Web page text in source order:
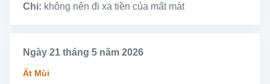
Chi: không nên đi xa tiền của mất mát
Ngày 21 tháng 5 năm 2026
Ất Mùi